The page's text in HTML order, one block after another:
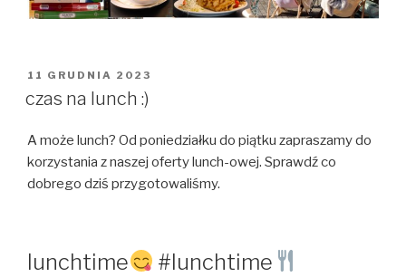
OPUBLIKOWANE
11 GRUDNIA 2023
czas na lunch :)
A może lunch? Od poniedziałku do piątku zapraszamy do
korzystania z naszej oferty lunch-owej. Sprawdź co
dobrego dziś przygotowaliśmy.
lunchtime
#lunchtime